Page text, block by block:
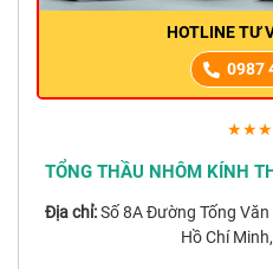
HOTLINE TƯ
0987
TỔNG THẦU NHÔM KÍNH
Địa chỉ:Số 8A Đường Tống Văn
Hồ Chí